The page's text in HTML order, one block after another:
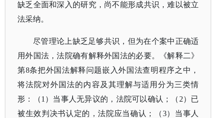
缺乏全面和深入的研究，尚不能形成共识，难以被立
法采纳。
尽管理论上缺乏足够共识，但为在个案中正确适
用外国法，法院确有解释外国法的必要。《解释二》
第8条把外国法解释问题嵌入外国法查明程序之中，
将法院对外国法的内容及其理解与适用分为三类情
形：（1）当事人无异议的，法院可以确认；（2）已
被生效判决书认定的，法院应当确认；（3）当事人